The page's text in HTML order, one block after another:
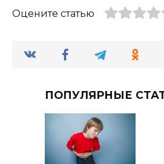
Оцените статью
ПОПУЛЯРНЫЕ